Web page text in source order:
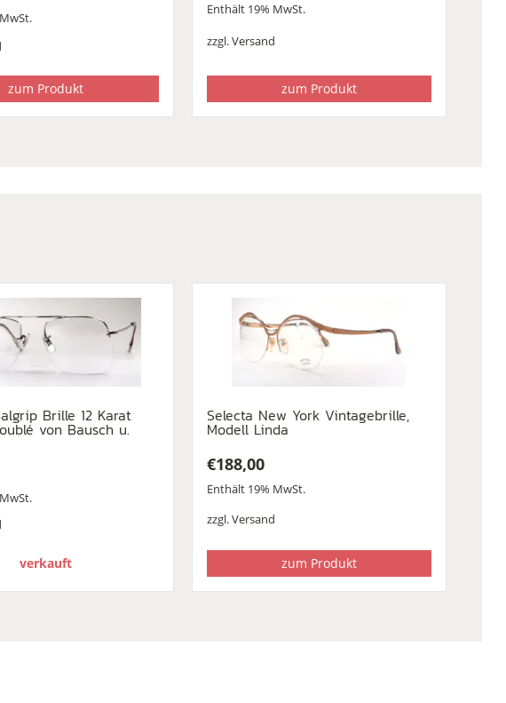
zum Produkt
Enthält 19% MwSt.
zzgl.Versand
zum Produkt
Brille 12 Karat
von Bausch u.
verkauft
Selecta New York Vintagebrille,
Modell Linda
€188,00
Enthält 19% MwSt.
zzgl.Versand
zum Produkt